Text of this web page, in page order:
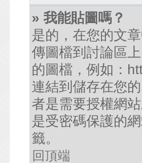
» 我能貼圖嗎？
是的，在您的文
傳圖檔到討論區
的圖檔，例如：
連結到儲存在您
者是需要授權網
是受密碼保護的
籤。
回頂端